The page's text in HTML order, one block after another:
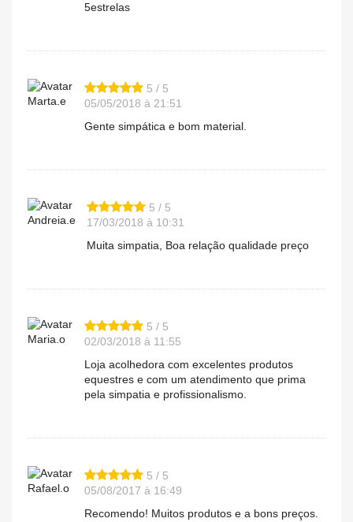
5estrelas
Marta.e
5 / 5
05/05/2018 à 21:51
Gente simpática e bom material.
Andreia.e
5 / 5
17/03/2018 à 10:31
Muita simpatia, Boa relação qualidade preço
Maria.o
5 / 5
02/03/2018 à 11:55
Loja acolhedora com excelentes produtos
equestres e com um atendimento que prima
pela simpatia e profissionalismo.
Rafael.o
5 / 5
05/08/2017 à 16:49
Recomendo! Muitos produtos e a bons preços.